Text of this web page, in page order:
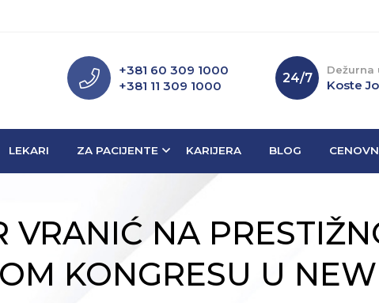
+381 60 309 1000
+381 11 309 1000
24/7
Dežurna
Koste
LEKARI ZA PACIJENTE KARIJERA BLOG
VRANIĆ NA
KONGRESU U